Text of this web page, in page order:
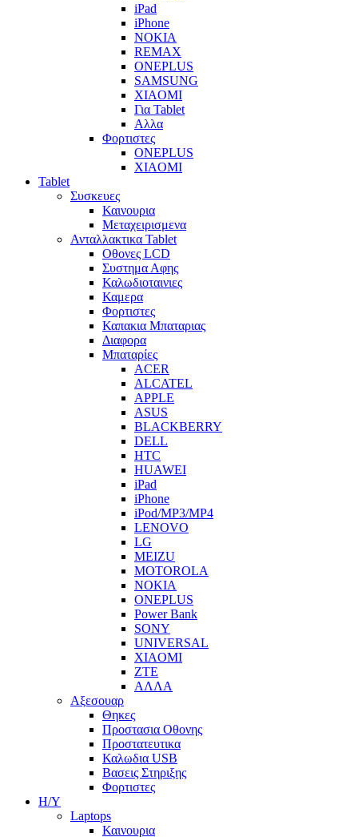
iPad
iPhone
NOKIA
REMAX
ONEPLUS
SAMSUNG
XIAOMI
Για Tablet
Αλλα
Φορτιστες
ONEPLUS
XIAOMI
Tablet
Συσκευες
Καινουρια
Μεταχειρισμενα
Ανταλλακτικα Tablet
Οθονες LCD
Συστημα Αφης
Καλωδιοταινιες
Καμερα
Φορτιστες
Καπακια Μπαταριας
Διαφορα
Μπαταρίες
ACER
ALCATEL
APPLE
ASUS
BLACKBERRY
DELL
HTC
HUAWEI
iPad
iPhone
iPod/MP3/MP4
LENOVO
LG
MEIZU
MOTOROLA
NOKIA
ONEPLUS
Power Bank
SONY
UNIVERSAL
XIAOMI
ZTE
ΑΛΛΑ
Αξεσουαρ
Θηκες
Προστασια Οθονης
Προστατευτικα
Καλωδια USB
Βασεις Στηριξης
Φορτιστες
Η/Υ
Laptops
Καινουρια